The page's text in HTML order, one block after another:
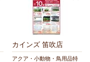
カインズ 笛吹店
アクア・小動物・鳥用品特